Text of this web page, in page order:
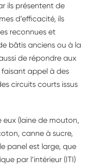
ils présentent de
d’efficacité, ils
reconnues et
bâtis anciens ou à la
de répondre aux
appel à des
circuits courts issus
eux (laine de mouton,
canne à sucre,
panel est large, que
par l’intérieur (ITI)